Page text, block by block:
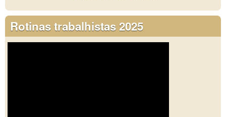
Rotinas trabalhistas 2025